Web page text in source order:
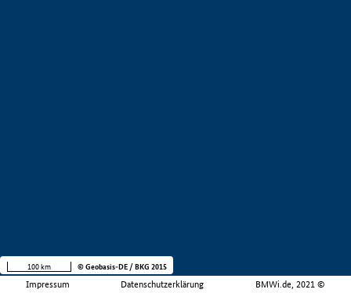
Impressum Datenschutzerklärung BMWi.de, 2021 ©
100 km © Geobasis-DE / BKG 2015